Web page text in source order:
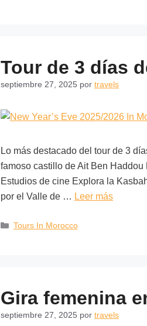
Tour de 3 días
septiembre 27, 2025 por travels
Lo más destacado del tour de 3
famoso castillo de Ait Ben
Estudios de cine Explora la
por el Valle de … Leer más
Tours In Morocco
Gira femenina
septiembre 27, 2025 por travels